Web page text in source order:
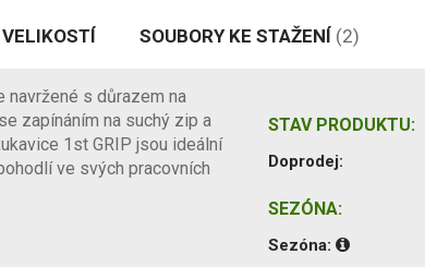
SOUBORY KE STAŽENÍ (2)
navržené s důrazem na
zapínáním na suchý zip a
1st GRIP jsou ideální
ve svých pracovních
STAV PRODUKTU:
Doprodej:
SEZÓNA:
Sezóna: